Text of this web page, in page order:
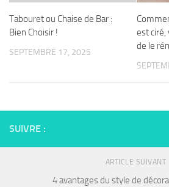
Tabouret ou Chaise de Bar :
Bien Choisir !
SEPTEMBRE 17, 2025
est ciré,
de le
SUIVRE :
ARTICLE SUIVANT
4 avantages du style de